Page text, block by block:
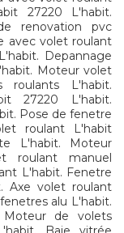
27220 L'habit.
renovation pvc
avec volet roulant
Depannage
Moteur volet
roulants L'habit.
27220 L'habit.
Pose de fenetre
roulant L'habit
L'habit. Moteur
roulant manuel
L'habit. Fenetre
Axe volet roulant
alu L'habit.
Moteur de volets